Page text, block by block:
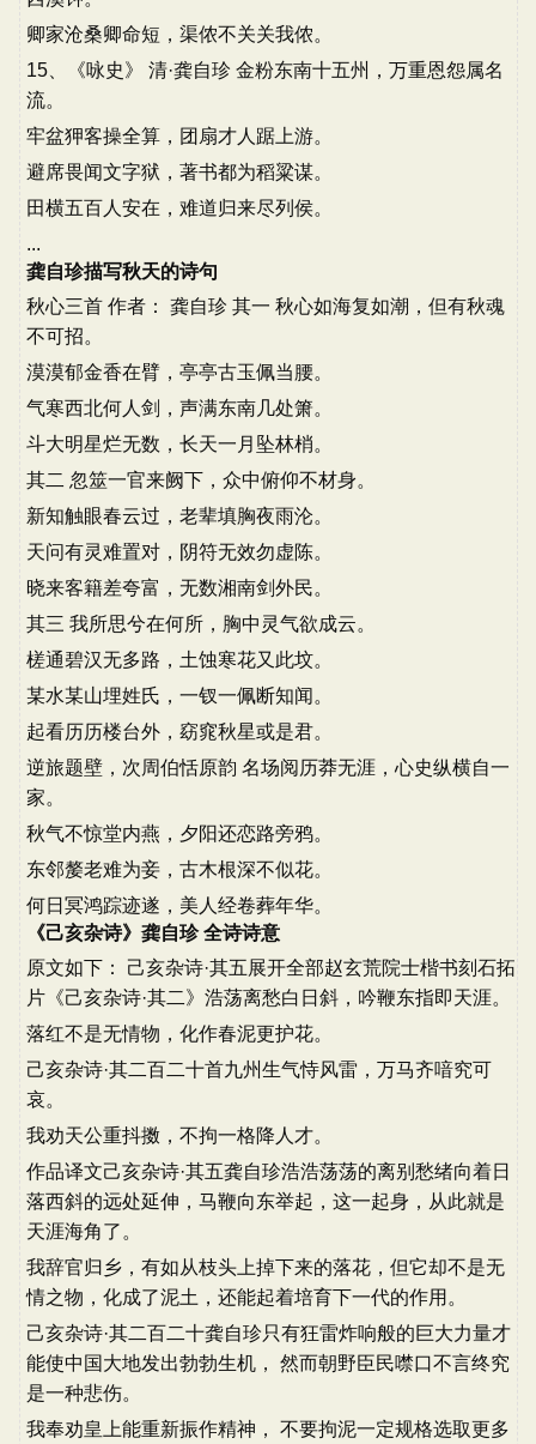
卿家沧桑卿命短，渠侬不关关我侬。
15、《咏史》 清·龚自珍 金粉东南十五州，万重恩怨属名
流。
牢盆狎客操全算，团扇才人踞上游。
避席畏闻文字狱，著书都为稻粱谋。
田横五百人安在，难道归来尽列侯。
...
龚自珍描写秋天的诗句
秋心三首 作者： 龚自珍 其一 秋心如海复如潮，但有秋魂
不可招。
漠漠郁金香在臂，亭亭古玉佩当腰。
气寒西北何人剑，声满东南几处箫。
斗大明星烂无数，长天一月坠林梢。
其二 忽筮一官来阙下，众中俯仰不材身。
新知触眼春云过，老辈填胸夜雨沦。
天问有灵难置对，阴符无效勿虚陈。
晓来客籍差夸富，无数湘南剑外民。
其三 我所思兮在何所，胸中灵气欲成云。
槎通碧汉无多路，土蚀寒花又此坟。
某水某山埋姓氏，一钗一佩断知闻。
起看历历楼台外，窈窕秋星或是君。
逆旅题壁，次周伯恬原韵 名场阅历莽无涯，心史纵横自一
家。
秋气不惊堂内燕，夕阳还恋路旁鸦。
东邻嫠老难为妾，古木根深不似花。
何日冥鸿踪迹遂，美人经卷葬年华。
《己亥杂诗》龚自珍 全诗诗意
原文如下： 己亥杂诗·其五展开全部赵玄荒院士楷书刻石拓
片《己亥杂诗·其二》浩荡离愁白日斜，吟鞭东指即天涯。
落红不是无情物，化作春泥更护花。
己亥杂诗·其二百二十首九州生气恃风雷，万马齐喑究可
哀。
我劝天公重抖擞，不拘一格降人才。
作品译文己亥杂诗·其五龚自珍浩浩荡荡的离别愁绪向着日
落西斜的远处延伸，马鞭向东举起，这一起身，从此就是
天涯海角了。
我辞官归乡，有如从枝头上掉下来的落花，但它却不是无
情之物，化成了泥土，还能起着培育下一代的作用。
己亥杂诗·其二百二十龚自珍只有狂雷炸响般的巨大力量才
能使中国大地发出勃勃生机， 然而朝野臣民噤口不言终究
是一种悲伤。
我奉劝皇上能重新振作精神， 不要拘泥一定规格选取更多